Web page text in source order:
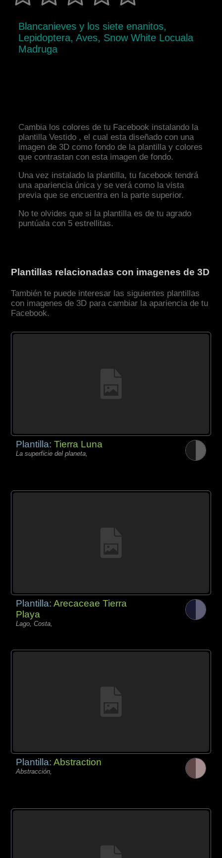
Blancanieves y los siete enanitos,
Lepidoptera, Aves, Snow White Locuala
Madruga
Cambia los colores de tu Facebook instalando la
plantilla Vestido , el cual esta diseñado con una
imagen de 3D como fondo de la plantilla y colores
que contrastan con esta imagen de fondo.
Una vez instalado la plantilla, tu facebook tendrá
una apariencia única y se verá como la vista
previa que se encuentra en la parte superior.
No te olvides que si la plantilla es de tu agrado
puntúala con 5 estrellitas.
Plantillas relacionadas con imagenes de 3D
También te puede interesar las siguientes plantillas
con imagenes de 3D para cambiar la apariencia de tu
Facebook.
Plantilla:Tierra Luna
La superficie del planeta,
Plantilla:Arecaceae Tierra
Playa
Lago, Costa,
Plantilla:Abstraction
Abstracción,